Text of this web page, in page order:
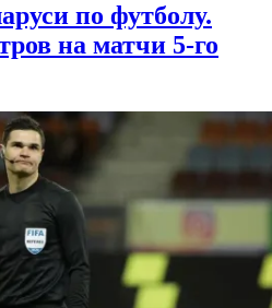
по футболу.
на матчи 5-го